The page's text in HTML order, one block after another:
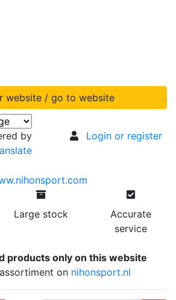
website / go to website
by
Login or register
Large stock
Accurate
service
products only on this website
on nihonsport.nl